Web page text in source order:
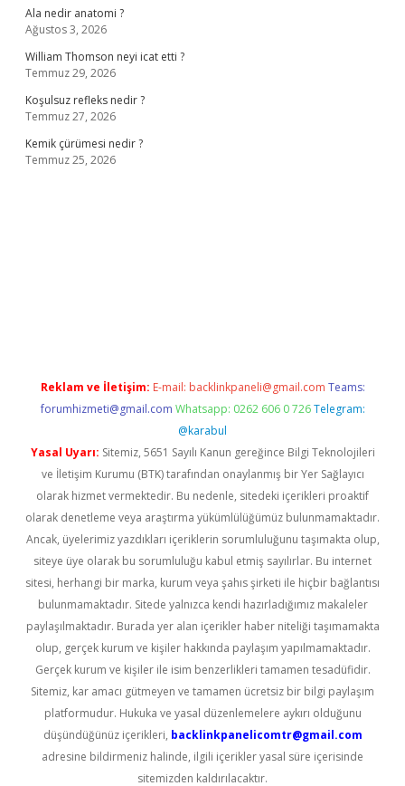
Ala nedir anatomi ?
Ağustos 3, 2026
William Thomson neyi icat etti ?
Temmuz 29, 2026
Koşulsuz refleks nedir ?
Temmuz 27, 2026
Kemik çürümesi nedir ?
Temmuz 25, 2026
Reklam ve İletişim: E-mail: backlinkpaneli@gmail.com Teams:
forumhizmeti@gmail.com Whatsapp: 0262 606 0 726 Telegram:
@karabul
Yasal Uyarı: Sitemiz, 5651 Sayılı Kanun gereğince Bilgi Teknolojileri
ve İletişim Kurumu (BTK) tarafından onaylanmış bir Yer Sağlayıcı
olarak hizmet vermektedir. Bu nedenle, sitedeki içerikleri proaktif
olarak denetleme veya araştırma yükümlülüğümüz bulunmamaktadır.
Ancak, üyelerimiz yazdıkları içeriklerin sorumluluğunu taşımakta olup,
siteye üye olarak bu sorumluluğu kabul etmiş sayılırlar. Bu internet
sitesi, herhangi bir marka, kurum veya şahıs şirketi ile hiçbir bağlantısı
bulunmamaktadır. Sitede yalnızca kendi hazırladığımız makaleler
paylaşılmaktadır. Burada yer alan içerikler haber niteliği taşımamakta
olup, gerçek kurum ve kişiler hakkında paylaşım yapılmamaktadır.
Gerçek kurum ve kişiler ile isim benzerlikleri tamamen tesadüfidir.
Sitemiz, kar amacı gütmeyen ve tamamen ücretsiz bir bilgi paylaşım
platformudur. Hukuka ve yasal düzenlemelere aykırı olduğunu
düşündüğünüz içerikleri, backlinkpanelicomtr@gmail.com
adresine bildirmeniz halinde, ilgili içerikler yasal süre içerisinde
sitemizden kaldırılacaktır.